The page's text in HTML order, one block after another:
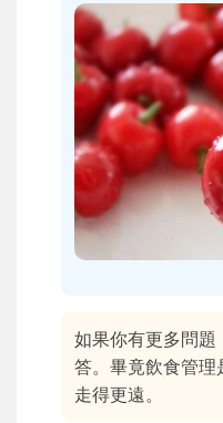
如果你有更多問題
答。畢竟飲食管
走得更遠。